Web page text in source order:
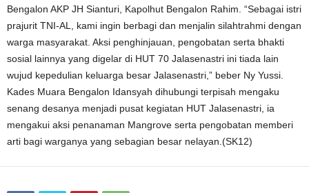
Bengalon AKP JH Sianturi, Kapolhut Bengalon Rahim. “Sebagai istri
prajurit TNI-AL, kami ingin berbagi dan menjalin silahtrahmi dengan
warga masyarakat. Aksi penghinjauan, pengobatan serta bhakti
sosial lainnya yang digelar di HUT 70 Jalasenastri ini tiada lain
wujud kepedulian keluarga besar Jalasenastri,” beber Ny Yussi.
Kades Muara Bengalon Idansyah dihubungi terpisah mengaku
senang desanya menjadi pusat kegiatan HUT Jalasenastri, ia
mengakui aksi penanaman Mangrove serta pengobatan memberi
arti bagi warganya yang sebagian besar nelayan.(SK12)